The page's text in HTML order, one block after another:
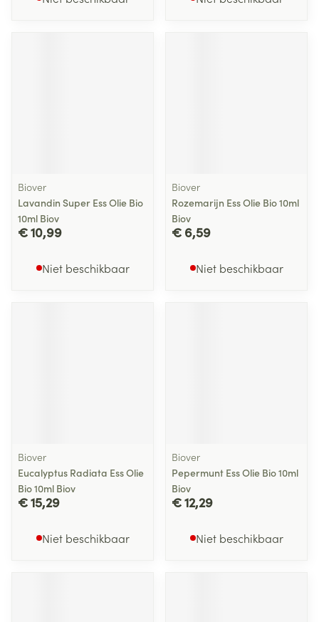
Biover
Lavandin Super Ess Olie Bio
10ml Biov
€ 10,99
Niet beschikbaar
Biover
Rozemarijn Ess Olie Bio 10ml
Biov
€ 6,59
Niet beschikbaar
Biover
Eucalyptus Radiata Ess Olie
Bio 10ml Biov
€ 15,29
Niet beschikbaar
Biover
Pepermunt Ess Olie Bio 10ml
Biov
€ 12,29
Niet beschikbaar